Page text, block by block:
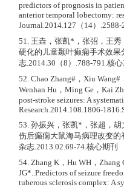
predictors of prognosis in
anterior temporal lobectomy:
Journal.2014.127（14）.2588-
51. 王垚，张凯*，张弨，王
硬化的儿童颞叶癫痫手术效果
志.2014.30（8）.788-791.核心
52. Chao Zhang#，Xiu Wang#
Wenhan Hu，Ming Ge，Kai
post-stroke seizures: A
Research.2014.108.1806-
53. 孙振兴，张凯*，张超，
伤后癫痫大鼠海马病理改变
杂志.2013.02.69-74.核心期刊
54. Zhang K，Hu WH，Zhang
JG*..Predictors of seizure
tuberous sclerosis complex: A